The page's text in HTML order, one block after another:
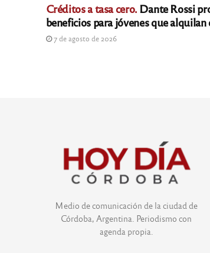
Créditos a tasa cero.Dante Rossi
beneficios para jóvenes que alquilan
7 de agosto de 2026
Medio de comunicación de la ciudad de
Córdoba, Argentina. Periodismo con
agenda propia.